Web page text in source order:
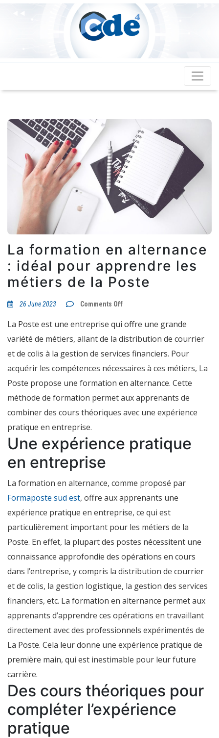
Cde4.com
La formation en alternance
: idéal pour apprendre les
métiers de la Poste
26 June 2023 Comments Offon
en
:
pour
apprendre
les
métiers
de
la
Poste
La Poste est une entreprise qui offre une grande
variété de métiers, allant de la distribution de courrier
et de colis à la gestion de services financiers. Pour
acquérir les compétences nécessaires à ces métiers, La
Poste propose une formation en alternance. Cette
méthode de formation permet aux apprenants de
combiner des cours théoriques avec une expérience
pratique en entreprise.
Une expérience pratique
en entreprise
La formation en alternance, comme proposé par
Formaposte sud est, offre aux apprenants une
expérience pratique en entreprise, ce qui est
particulièrement important pour les métiers de la
Poste. En effet, la plupart des postes nécessitent une
connaissance approfondie des opérations en cours
dans l’entreprise, y compris la distribution de courrier
et de colis, la gestion logistique, la gestion des services
financiers, etc. La formation en alternance permet aux
apprenants d’apprendre ces opérations en travaillant
directement avec des professionnels expérimentés de
La Poste. Cela leur donne une expérience pratique de
première main, qui est inestimable pour leur future
carrière.
Des cours théoriques pour
compléter l’expérience
pratique